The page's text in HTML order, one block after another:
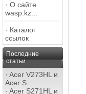
· О сайте
wasp.kz...
· Каталог
ссылок
Последние
статьи
· Acer V273HL и
Acer S...
· Acer S271HL и